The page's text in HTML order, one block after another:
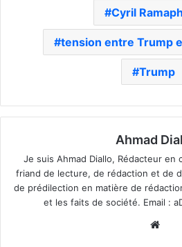
Cyril
tension entre Trump
Trump
Ahmad
Je suis Ahmad Diallo, Rédacteur en
friand de lecture, de rédaction et de
de prédilection en matière de
et les faits de société. Email :